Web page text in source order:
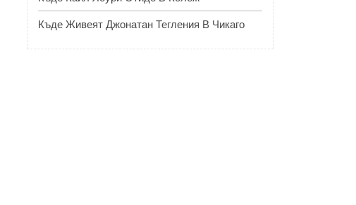
Къде Живеят Джонатан Тегления В Чикаго